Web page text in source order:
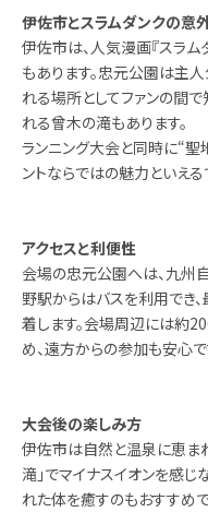
伊佐市とスラムダンクの意
伊佐市は、人気漫画『スラ
もあります。忠元公園は主
れる場所としてファンの間
れる曾木の滝もあります。
ランニング大会と同時に“聖
ントならではの魅力といえる
アクセスと利便性
会場の忠元公園へは、九州
野駅からはバスを利用でき
着します。会場周辺には約
め、遠方からの参加も安心で
大会後の楽しみ方
伊佐市は自然と温泉に恵ま
滝」でマイナスイオンを感じ
れた体を癒すのもおすすめ